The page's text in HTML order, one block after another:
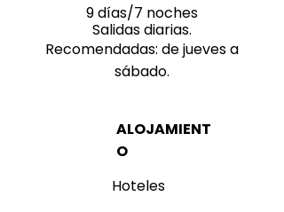
9 días/7 noches
Salidas diarias.
Recomendadas: de jueves a
sábado.
ALOJAMIENT
O
Hoteles